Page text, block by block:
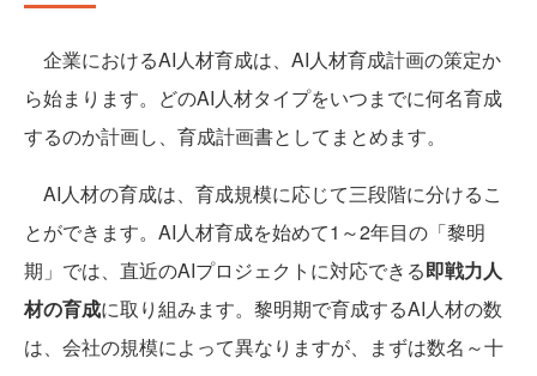
企業におけるAI人材育成は、AI人材育成計画の策定か
ら始まります。どのAI人材タイプをいつまでに何名育成
するのか計画し、育成計画書としてまとめます。
AI人材の育成は、育成規模に応じて三段階に分けるこ
とができます。AI人材育成を始めて1～2年目の「黎明
期」では、直近のAIプロジェクトに対応できる即戦力人
材の育成に取り組みます。黎明期で育成するAI人材の数
は、会社の規模によって異なりますが、まずは数名～十